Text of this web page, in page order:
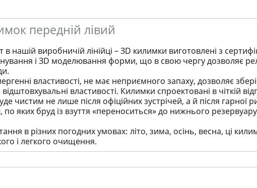
передній лівий
виробничій лінійці – ЗD килимки виготовлені з
і ЗD моделювання форми, що в свою чергу дозволяє
властивості, не має неприємного запаху, дозволяє
властивості. Килимки спроектовані в чіткій
не лише після офіційних зустрічей, а й після гарної
по яких бруд із взуття «переноситься» до нижнього
в різних погодних умовах: літо, зима, осінь, весна, ці
і легкого очищення.